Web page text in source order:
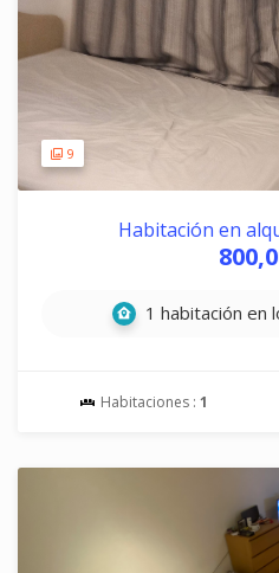
9
Habitación en
1 habitación en
Habitaciones : 1